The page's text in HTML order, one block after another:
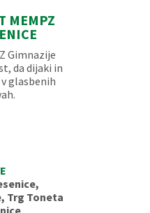
MEMPZ
Gimnazije
da dijaki in
glasbenih
Trg Toneta